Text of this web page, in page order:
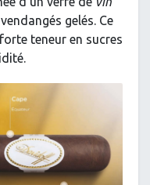
gelés. Ce
teneur en sucres